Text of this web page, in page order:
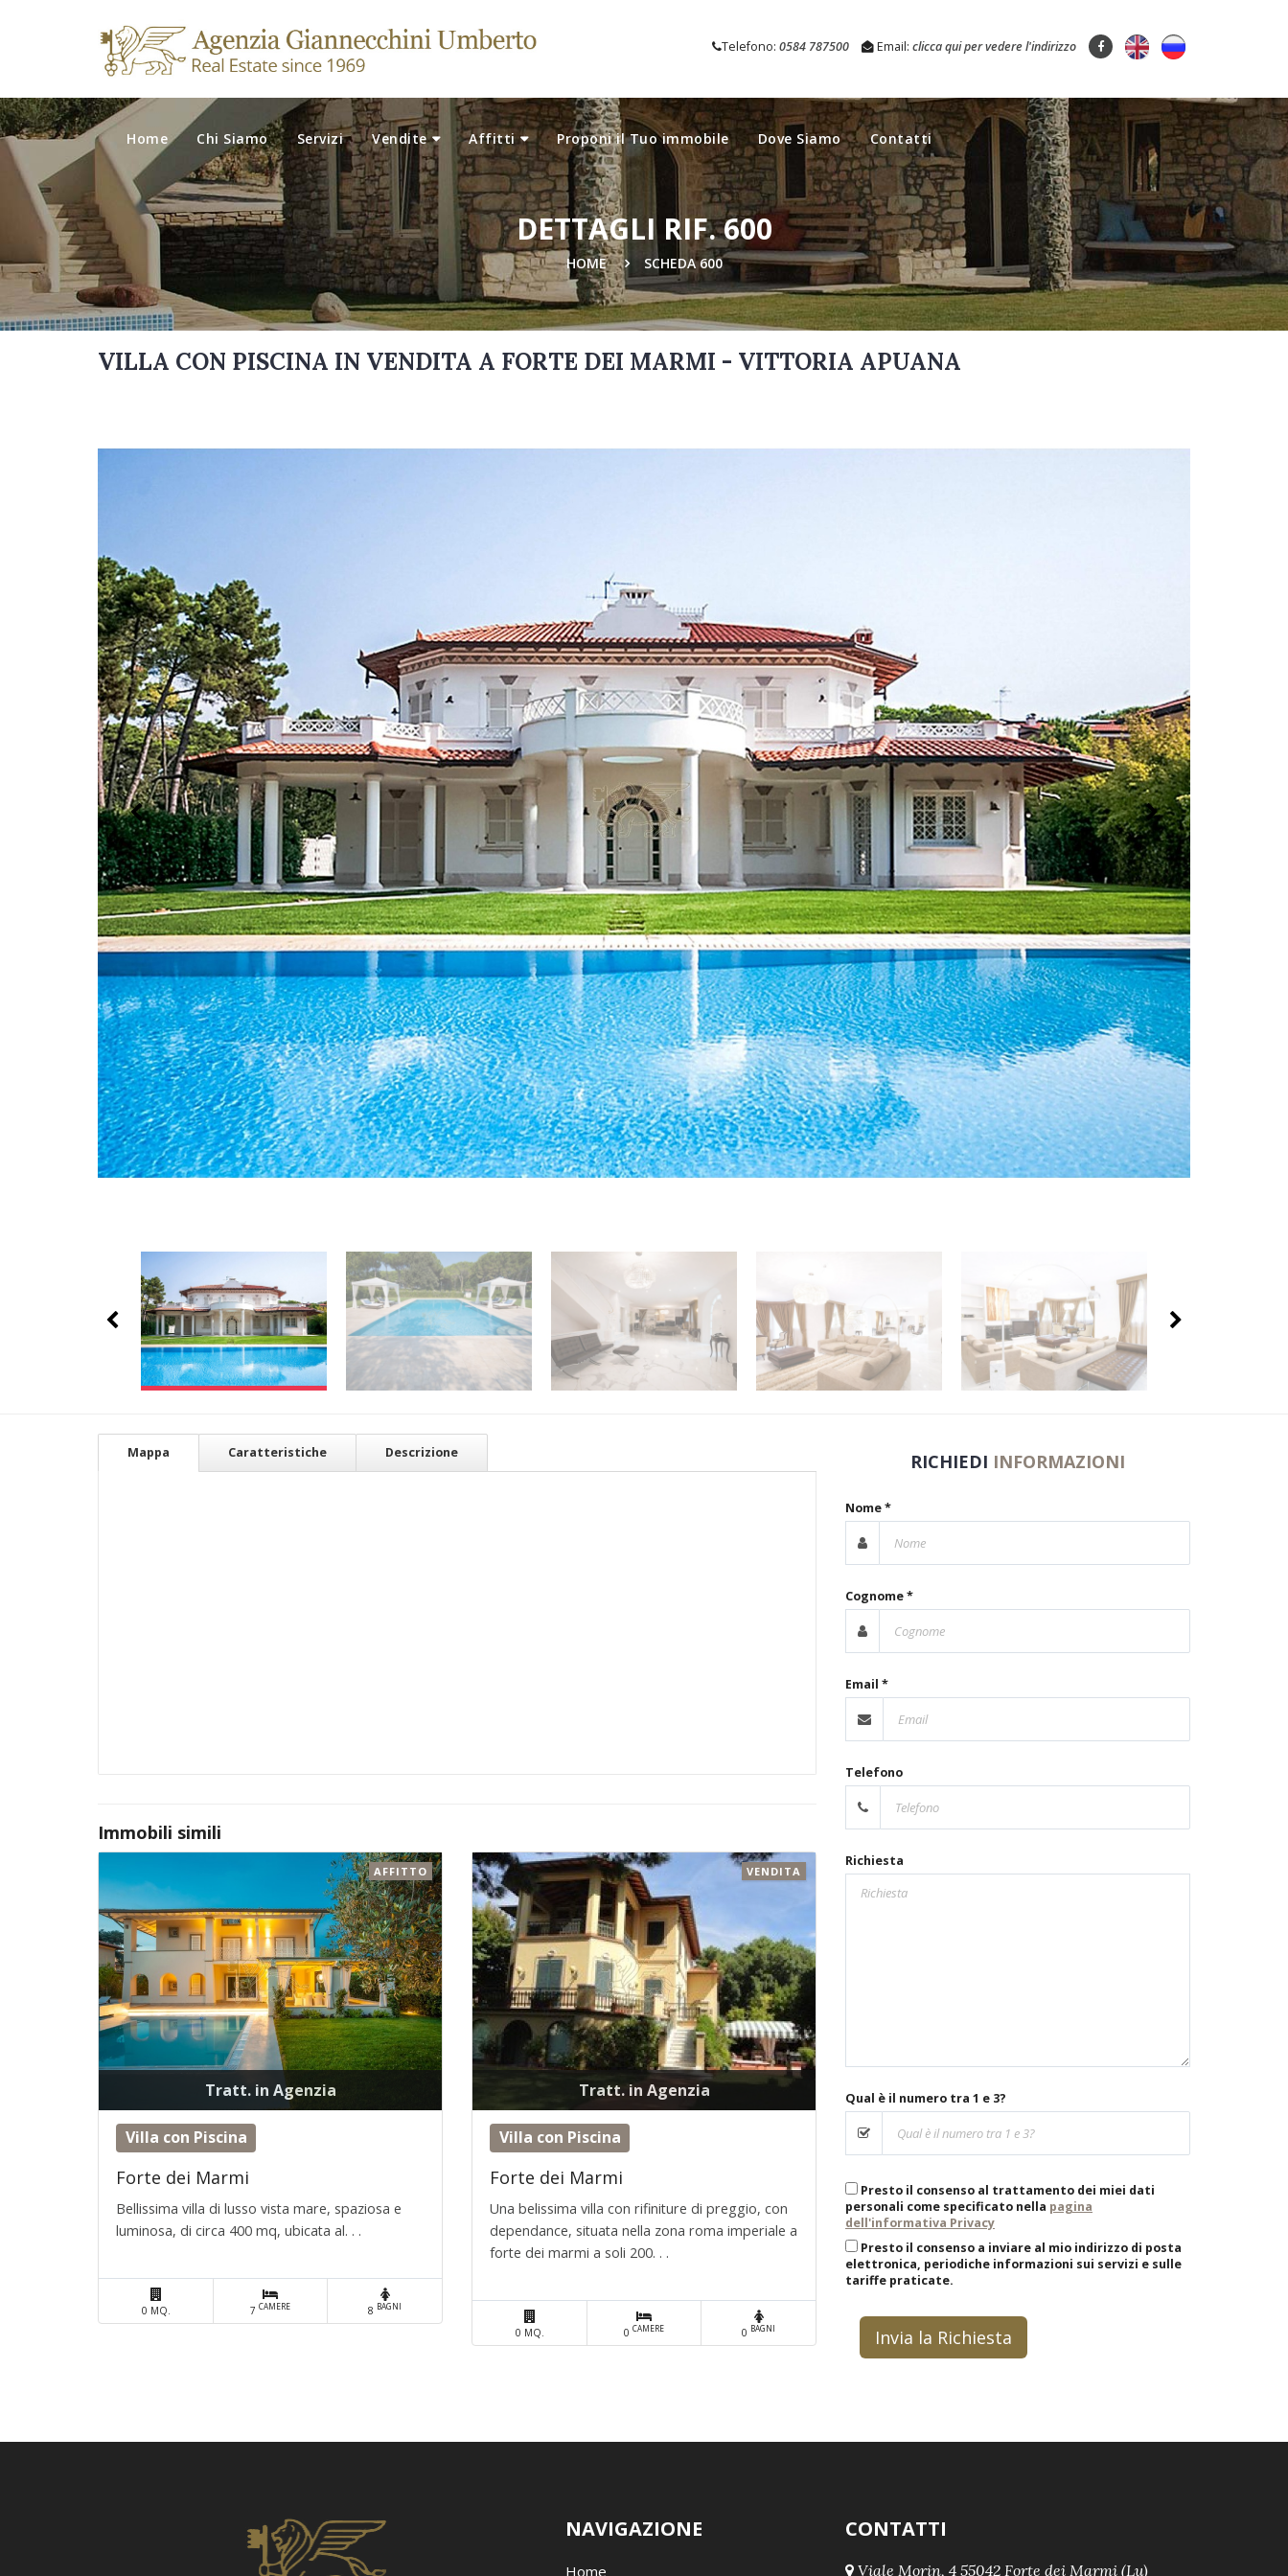
Telefono: 0584 787500 Email: clicca qui per vedere l'indirizzo
Home Chi Siamo Servizi Vendite Affitti Proponi il Tuo immobile Dove Siamo Contatti
DETTAGLI RIF. 600
HOME SCHEDA 600
VILLA CON PISCINA IN VENDITA A FORTE DEI MARMI - VITTORIA APUANA
Mappa Caratteristiche Descrizione
Immobili simili
Tratt. in Agenzia
AFFITTO
Villa con Piscina
Forte dei Marmi
Bellissima villa di lusso vista mare, spaziosa e
luminosa, di circa 400 mq, ubicata al. . .
0 MQ. 7CAMERE 8 BAGNI
Tratt. in Agenzia
VENDITA
Villa con Piscina
Forte dei Marmi
Una belissima villa con rifiniture di preggio, con
dependance, situata nella zona roma imperiale a
forte dei marmi a soli 200. . .
0 MQ. 0CAMERE 0 BAGNI
RICHIEDI INFORMAZIONI
Nome *
Cognome *
Email *
Telefono
Richiesta
Qual è il numero tra 1 e 3?
Presto il consenso al trattamento dei miei dati
personali come specificato nella pagina
dell'informativa Privacy
Presto il consenso a inviare al mio indirizzo di posta
elettronica, periodiche informazioni sui servizi e sulle
tariffe praticate.
Invia la Richiesta
NAVIGAZIONE
Home
CONTATTI
Viale Morin, 4 55042 Forte dei Marmi (Lu)